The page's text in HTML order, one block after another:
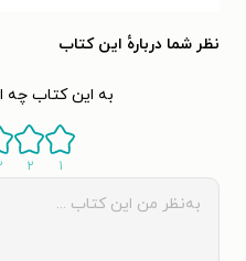
نظر شما دربارهٔ این کتاب
به این کتاب چه
۱ ۲